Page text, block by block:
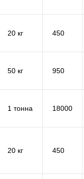
20 кг 450
50 кг 950
1 тонна 18000
20 кг 450